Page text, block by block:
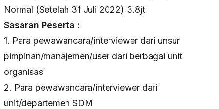
Normal (Setelah 31 Juli 2022) 3.8jt
Sasaran Peserta :
1. Para pewawancara/interviewer dari unsur
pimpinan/manajemen/user dari berbagai unit
organisasi
2. Para pewawancara/interviewer dari
unit/departemen SDM